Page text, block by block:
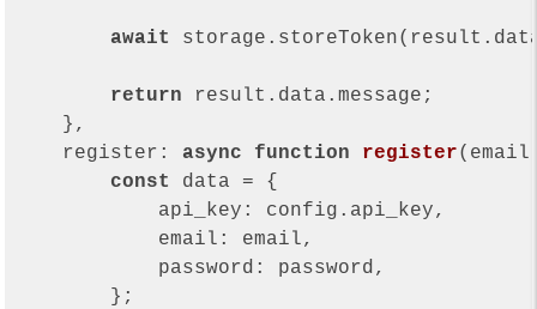
await
return result.data.message;
    },
register : async function register(
const
data = {
api_key : config.api_key,
email : email,
password : password,
        };